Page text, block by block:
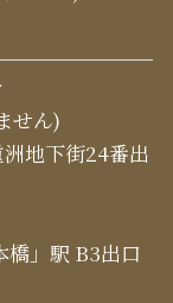
せん)
地下街24番出
橋」駅 B3出口